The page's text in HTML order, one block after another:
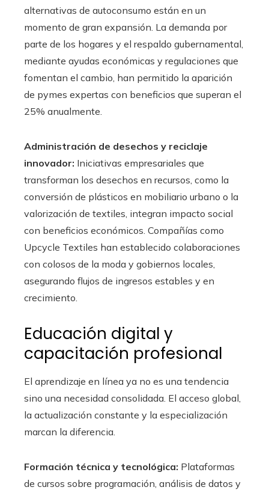
alternativas de autoconsumo están en un
momento de gran expansión. La demanda por
parte de los hogares y el respaldo gubernamental,
mediante ayudas económicas y regulaciones que
fomentan el cambio, han permitido la aparición
de pymes expertas con beneficios que superan el
25% anualmente.
Administración de desechos y reciclaje
innovador: Iniciativas empresariales que
transforman los desechos en recursos, como la
conversión de plásticos en mobiliario urbano o la
valorización de textiles, integran impacto social
con beneficios económicos. Compañías como
Upcycle Textiles han establecido colaboraciones
con colosos de la moda y gobiernos locales,
asegurando flujos de ingresos estables y en
crecimiento.
Educación digital y
capacitación profesional
El aprendizaje en línea ya no es una tendencia
sino una necesidad consolidada. El acceso global,
la actualización constante y la especialización
marcan la diferencia.
Formación técnica y tecnológica: Plataformas
de cursos sobre programación, análisis de datos y